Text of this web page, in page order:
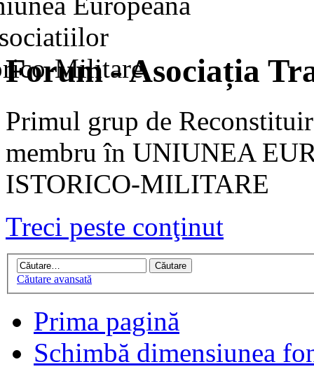
Forum - Asociația
Primul grup de
membru în UNIUNEA
ISTORICO-MILITARE
Treci peste conţinut
Căutare avansată
Prima pagină
Schimbă dimensiunea